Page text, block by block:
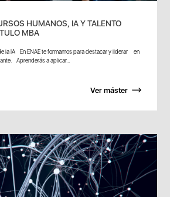
HUMANOS, IA Y TALENTO
MBA
la IA En ENAE te formamos para destacar y liderar en
Aprenderás a aplicar...
Ver máster